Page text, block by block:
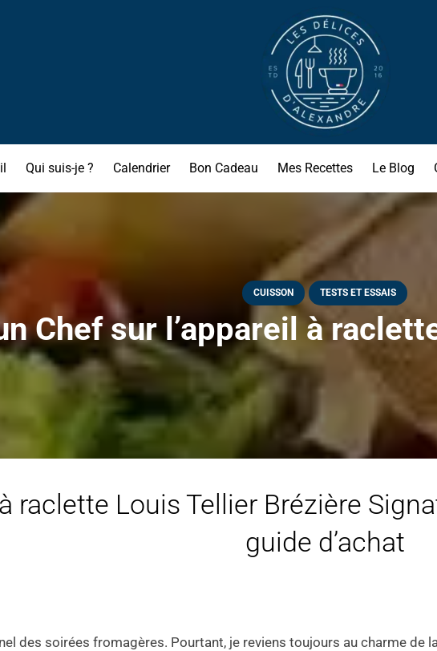
Qui suis-je ? Calendrier Bon Cadeau Mes Recettes Le Blog
CUISSON TESTS ET ESSAIS
Chef sur l’appareil à
raclette Louis Tellier Brézière
guide d’achat
des soirées fromagères. Pourtant, je reviens toujours au charme de